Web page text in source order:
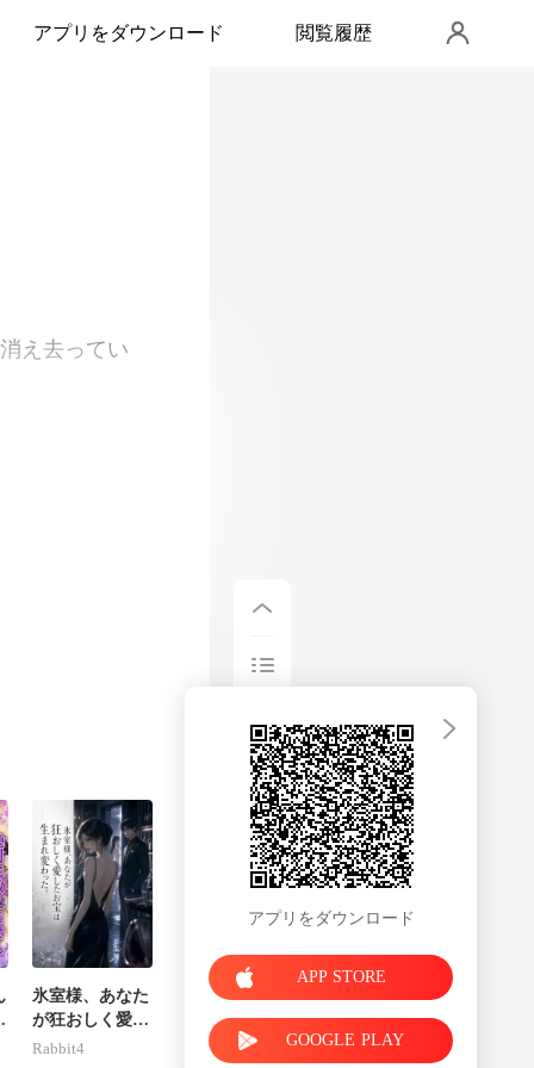
アプリをダウンロード 閲覧履歴
・ろ・し
氷室様、あなた
が狂おしく愛し
たお宝は生まれ
Rabbit4
アプリをダウンロード
APP STORE
GOOGLE PLAY